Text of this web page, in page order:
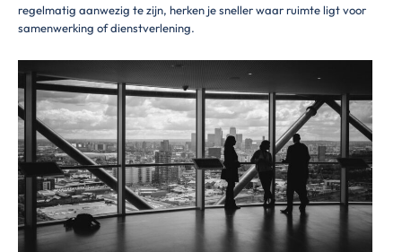
regelmatig aanwezig te zijn, herken je sneller waar ruimte ligt voor
samenwerking of dienstverlening.